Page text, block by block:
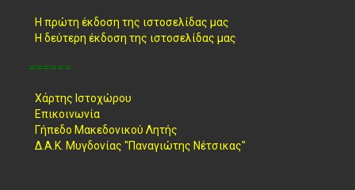
Η πρώτη έκδοση της ιστοσελίδας μας
Η δεύτερη έκδοση της ιστοσελίδας μας
======
Χάρτης Ιστοχώρου
Επικοινωνία
Γήπεδο Μακεδονικού Λητής
Δ.Α.Κ. Μυγδονίας "Παναγιώτης Νέτσικας"